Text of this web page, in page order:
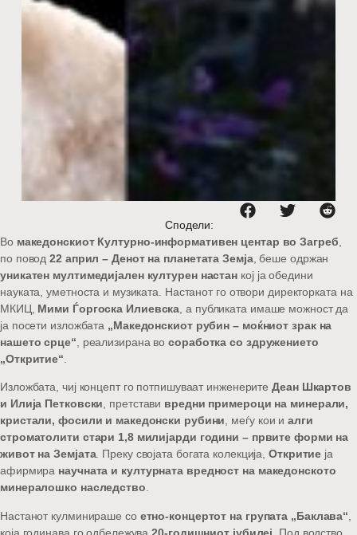
Сподели:
Во македонскиот Културно-информативен центар во Загреб
по повод22 април – Денот на планетата Земја, беше одржан
уникатен мултимедијален културен настан кој ја обедини
науката, уметноста и музиката. Настанот го отвори директорката на
МКИЦ, Мими Ѓоргоска Илиевска , а публиката имаше можност да
ја посети изложбата „Македонскиот рубин – моќниот зрак на
нашето срце“ , реализирана восоработка со здружението
„Откритие“
Изложбата, чиј концепт го потпишуваат инженеритеДеан Шкартов
и Илија Петковски , претстави вредни примероци на минерали,
кристали, фосили и македонски рубини , меѓу кои иалги
строматолити стари 1,8 милијарди години – првите форми на
живот на Земјата. Преку својата богата колекција,Откритие ја
афирмира научната и културната вредност на македонското
минералошко наследство
Настанот кулминираше со етно-концертот на групата „Баклава“
која годинава го одбележува20-годишниот јубилеј . Под водство